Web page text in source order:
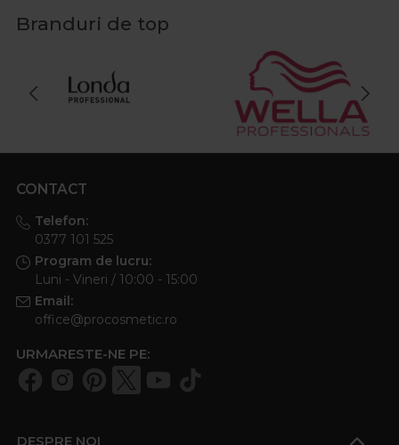
Branduri de top
CONTACT
Telefon:
0377 101 525
Program de lucru:
Luni - Vineri / 10:00 - 15:00
Email:
office@procosmetic.ro
URMARESTE-NE PE:
DESPRE NOI